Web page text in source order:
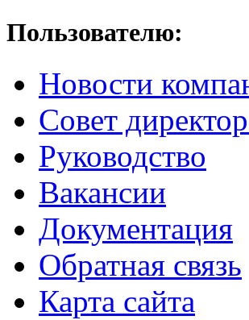
Пользователю:
Новости
Совет
Руководство
Вакансии
Документация
Обратная связь
Карта сайта